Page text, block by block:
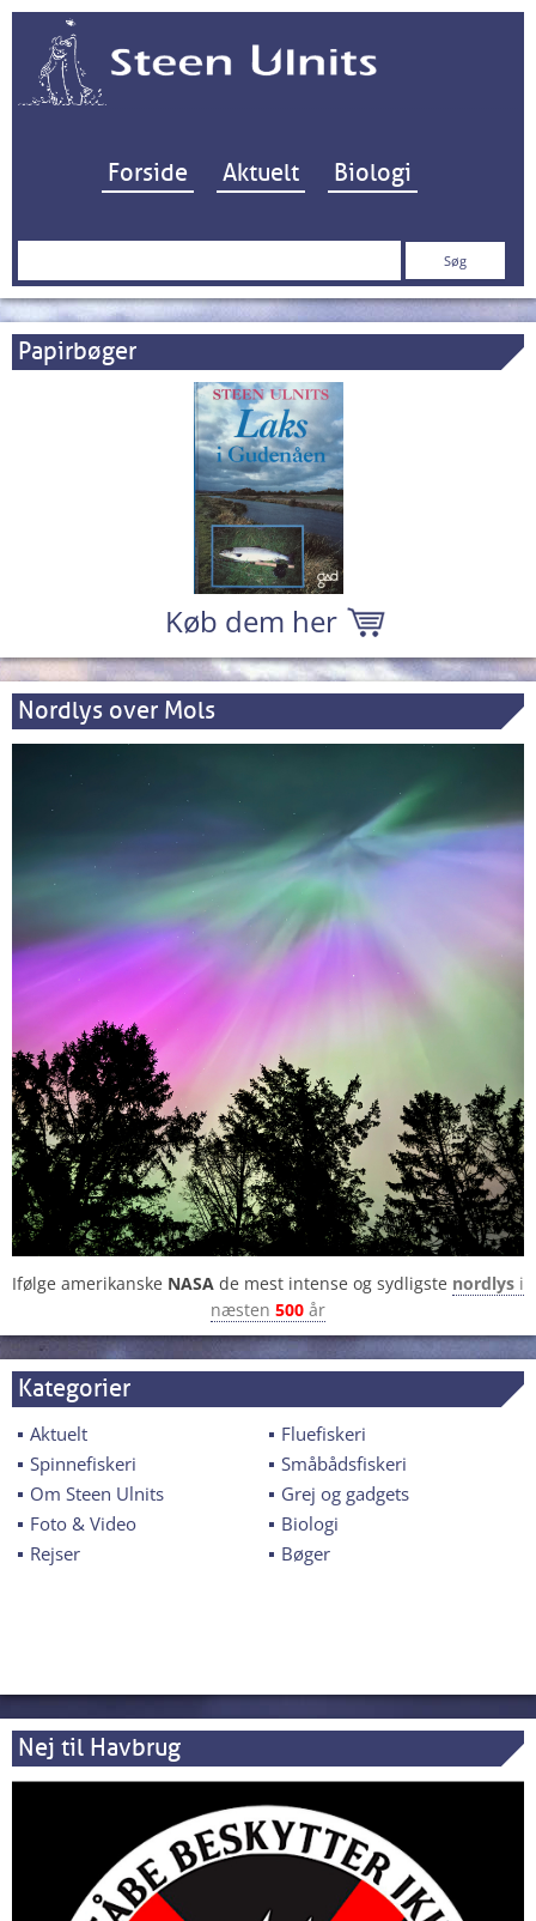
Hop til indhold
Forside Aktuelt Biologi
Søg
Papirbøger
Køb dem her
Nordlys over Mols
Ifølge amerikanske NASA de mest intense og sydligste nordlys i
næsten 500 år
Kategorier
Aktuelt
Fluefiskeri
Spinnefiskeri
Småbådsfiskeri
Om Steen Ulnits
Grej og gadgets
Foto & Video
Biologi
Rejser
Bøger
Nej til Havbrug